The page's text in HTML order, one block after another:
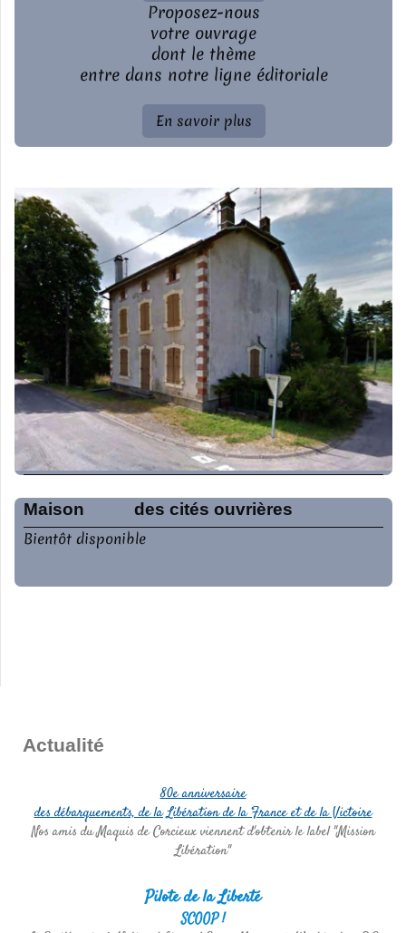
Proposez-nous
votre ouvrage
dont le thème
entre dans notre ligne éditoriale
En savoir plus
Maison des cités ouvrières
Bientôt disponible
Actualité
80e anniversaire
des débarquements, de la Libération de la France et de la Victoire
Nos amis du Maquis de Corcieux viennent d'obtenir le label "Mission
Libération"
Pilote de la Liberté
SCOOP !